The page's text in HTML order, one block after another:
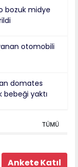
bozuk midye
otomobili
domates
bebeği yaktı
TÜMÜ